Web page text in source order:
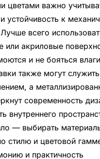
цветами важно
устойчивость к
всего
или акриловые
и не бояться
также могут служить
а
современность
внутреннего
— выбирать
стилю и цветовой
и практичность